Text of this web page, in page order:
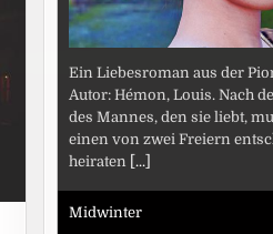
Ein Liebesroman aus der
Autor: Hémon, Louis. Nach
des Mannes, den sie liebt,
einen von zwei Freiern
heiraten [...]
Midwinter